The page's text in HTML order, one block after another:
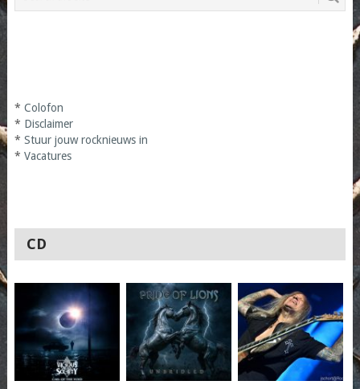
* Colofon
* Disclaimer
* Stuur jouw rocknieuws in
* Vacatures
CD